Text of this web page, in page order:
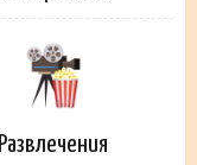
Развлечения